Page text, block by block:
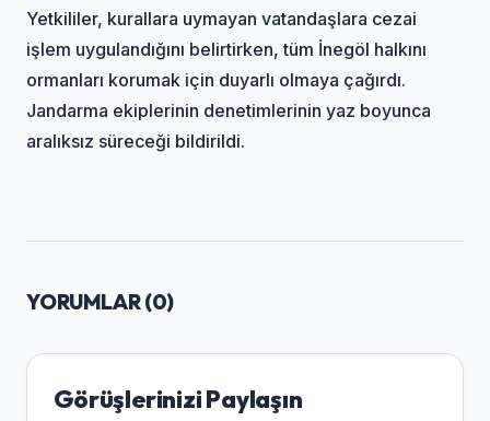
Yetkililer, kurallara uymayan vatandaşlara cezai
işlem uygulandığını belirtirken, tüm İnegöl halkını
ormanları korumak için duyarlı olmaya çağırdı.
Jandarma ekiplerinin denetimlerinin yaz boyunca
aralıksız süreceği bildirildi.
YORUMLAR (0)
Görüşlerinizi Paylaşın